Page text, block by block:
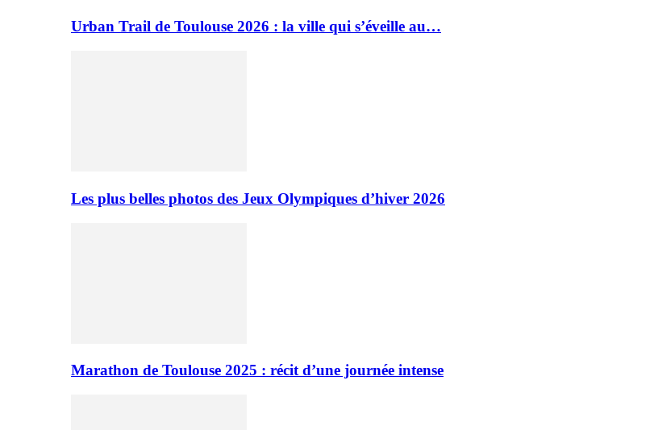
Urban Trail de Toulouse 2026 : la ville qui s’éveille au…
Les plus belles photos des Jeux Olympiques d’hiver 2026
Marathon de Toulouse 2025 : récit d’une journée intense